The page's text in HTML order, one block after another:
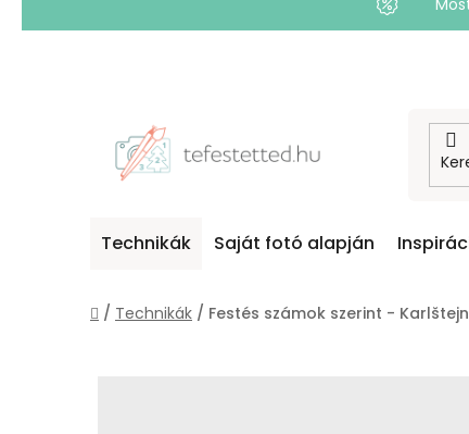
Technikák Saját fotó alapján
Kezdőlap
/ Technikák / Festés számok szerint -